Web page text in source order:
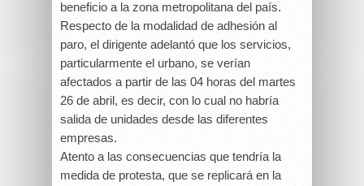
beneficio a la zona metropolitana del país.
Respecto de la modalidad de adhesión al
paro, el dirigente adelantó que los servicios,
particularmente el urbano, se verían
afectados a partir de las 04 horas del martes
26 de abril, es decir, con lo cual no habría
salida de unidades desde las diferentes
empresas.
Atento a las consecuencias que tendría la
medida de protesta, que se replicará en la